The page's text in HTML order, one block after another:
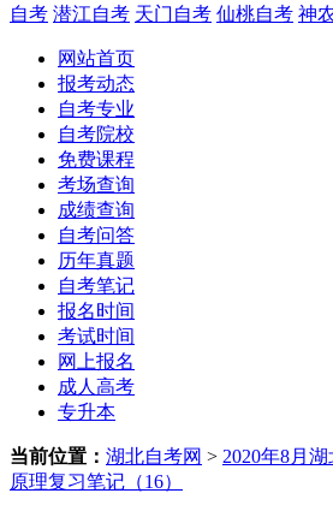
自考 潜江自考 天门自考 仙桃自考 神
网站首页
报考动态
自考专业
自考院校
免费课程
考场查询
成绩查询
自考问答
历年真题
自考笔记
报名时间
考试时间
网上报名
成人高考
专升本
当前位置： 湖北自考网 > 2020年8月
原理复习笔记（16）